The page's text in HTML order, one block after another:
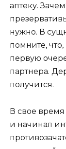
аптеку.
нужно. В
помните,
первую
партнера.
получится.
В свое
и начинал